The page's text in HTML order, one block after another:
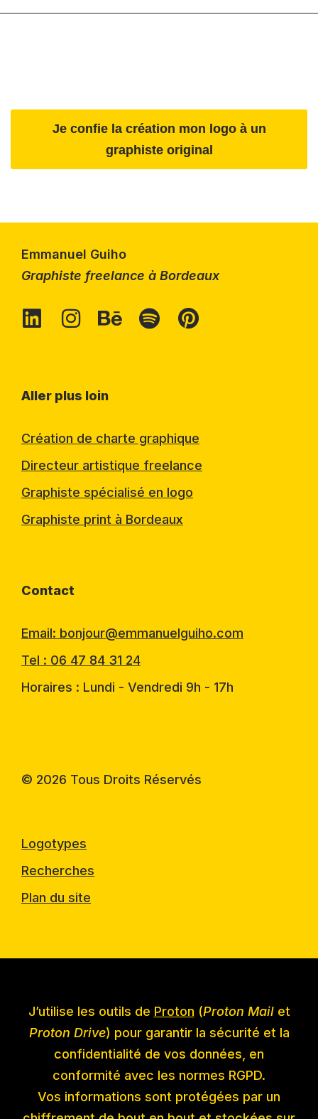
Je confie la création mon logo à un
graphiste original
Emmanuel Guiho
Graphiste freelance à Bordeaux
Aller plus loin
Création de charte graphique
Directeur artistique freelance
Graphiste spécialisé en logo
Graphiste print à Bordeaux
Contact
Email: bonjour@emmanuelguiho.com
Tel : 06 47 84 31 24
Horaires : Lundi - Vendredi 9h - 17h
© 2026 Tous Droits Réservés
Logotypes
Recherches
Plan du site
J’utilise les outils de Proton (Proton Mailet
Proton Drive) pour garantir la sécurité et la
confidentialité de vos données, en
conformité avec les normes RGPD.
Vos informations sont protégées par un